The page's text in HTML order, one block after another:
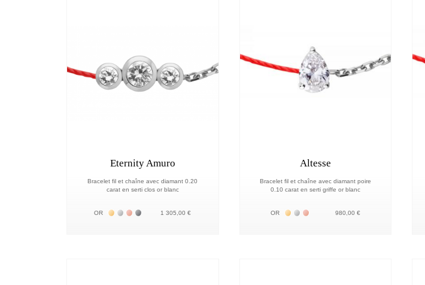
Eternity Amuro
Bracelet fil et chaîne avec diamant 0.20
carat en serti clos or blanc
OR Жёлтое золото 18К
Белое золото 18К
Розовое золото 18К
Чёрное золото 18К
1 305,00 €
Altesse
Bracelet fil et chaîne avec diamant poire
0.10 carat en serti griffe or blanc
OR Жёлтое золото 18К
Белое золото 18К
Розовое золото 18К
980,00 €